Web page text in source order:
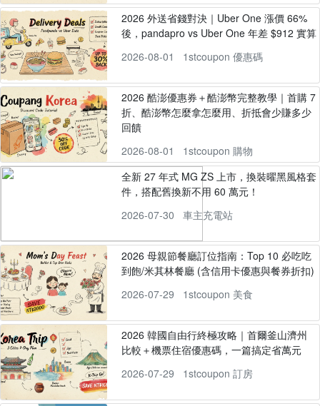
2026 外送省錢對決｜Uber One 漲價 66%
後，pandapro vs Uber One 年差 $912 實算
2026-08-01
1stcoupon 優惠碼
2026 酷澎優惠券＋酷澎幣完整教學｜首購 7
折、酷澎幣怎麼拿怎麼用、折抵會少賺多少
回饋
2026-08-01
1stcoupon 購物
全新 27 年式 MG ZS 上市，換裝曜黑風格套
件，搭配舊換新不用 60 萬元！
2026-07-30
車主充電站
2026 母親節餐廳訂位指南：Top 10 必吃吃
到飽/米其林餐廳 (含信用卡優惠與餐券折扣)
2026-07-29
1stcoupon 美食
2026 韓國自由行終極攻略｜首爾釜山濟州
比較＋機票住宿優惠碼，一篇搞定省萬元
2026-07-29
1stcoupon 訂房